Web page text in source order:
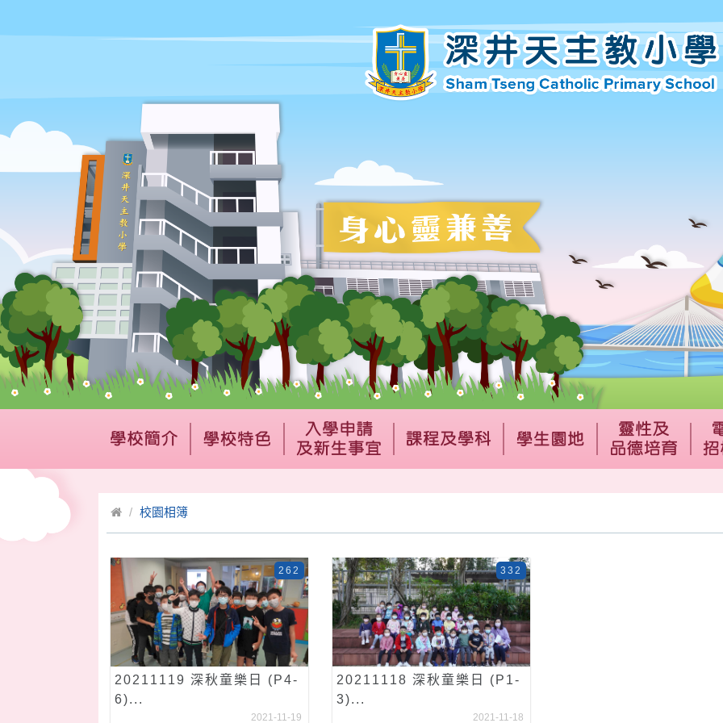
校園相簿
20211119 深秋童樂日 (P4-
6)...
262
2021-11-19
20211118 深秋童樂日 (P1-
3)...
332
2021-11-18